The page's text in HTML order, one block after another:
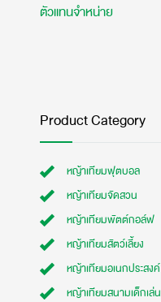
ตัวแทนจำหน่าย
Product Category
หญ้าเทียมฟุตบอล
หญ้าเทียมจัดสวน
หญ้าเทียมพัตต์กอล์ฟ
หญ้าเทียมสัตว์เลี้ยง
หญ้าเทียมอเนกประสงค์
หญ้าเทียมสนามเด็กเล่น